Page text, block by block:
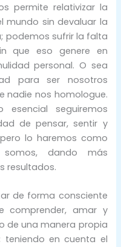
permite relativizar la
mundo sin devaluar la
podemos sufrir la falta
que eso genere en
personal. O sea
para ser nosotros
nadie nos homologue.
seguiremos
de pensar, sentir y
lo haremos como
dando más
resultados.
de forma consciente
comprender, amar y
de una manera propia
en cuenta el